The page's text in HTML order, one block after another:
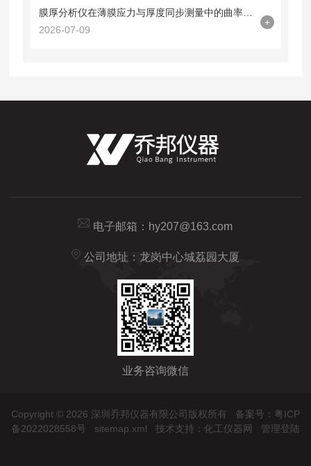
2026-07-09
+
电子邮箱： hy207@163.com
公司地址：龙岗中心城荔园大厦
业务咨询微信
Copyright © 2026 深圳乔邦仪器有限公司版权所有 备案号：粤ICP
备2022028558号
sitemap.xml 技术支持： 化工仪器网 管理登陆